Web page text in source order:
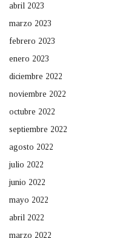
abril 2023
marzo 2023
febrero 2023
enero 2023
diciembre 2022
noviembre 2022
octubre 2022
septiembre 2022
agosto 2022
julio 2022
junio 2022
mayo 2022
abril 2022
marzo 2022